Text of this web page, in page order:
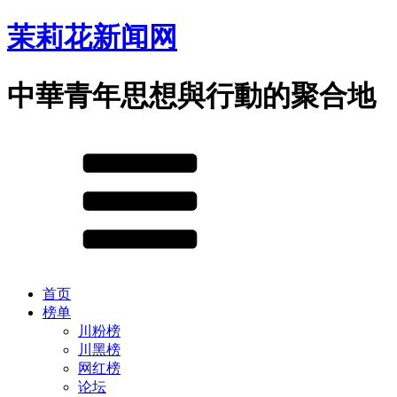
茉莉花新闻网
中華青年思想與行動的聚合地
首页
榜单
川粉榜
川黑榜
网红榜
论坛